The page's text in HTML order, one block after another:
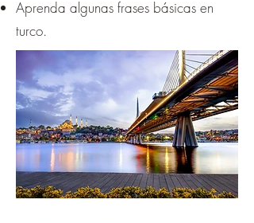
Aprenda algunas frases básicas en
turco.